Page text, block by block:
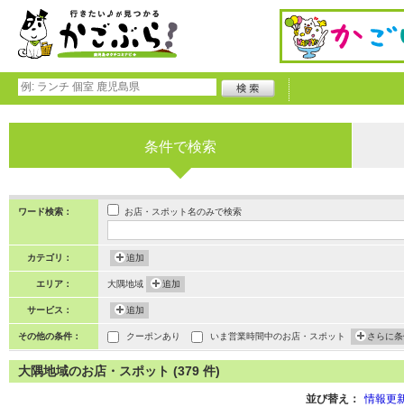
条件で検索
ワード検索： お店・スポット名のみで検索
カテゴリ： 追加
エリア： 大隅地域 追加
サービス： 追加
その他の条件： クーポンあり いま営業時間中のお店・スポット さらに
大隅地域のお店・スポット (379 件)
並び替え： 情報更